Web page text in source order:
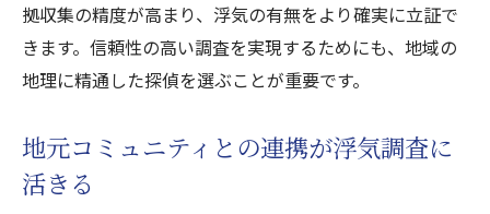
浮気調査の成功は滋賀の探偵選びが決め手
成功に導く探偵事務所の選び方
滋賀で浮気調査を成功させる探偵の選択肢
浮気調査の成功を左右する探偵事務所の特
徴
拠収集の精度が高まり、浮気の有無をより確実に立証で
きます。信頼性の高い調査を実現するためにも、地域の
地理に精通した探偵を選ぶことが重要です。
地元コミュニティとの連携が浮気調査に
活きる